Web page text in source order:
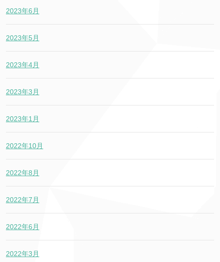
2023年6月
2023年5月
2023年4月
2023年3月
2023年1月
2022年10月
2022年8月
2022年7月
2022年6月
2022年3月